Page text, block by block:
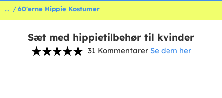
... 60'erne Hippie Kostumer
Sæt med hippietilbehør til kvinder
31 Kommentarer Se dem her